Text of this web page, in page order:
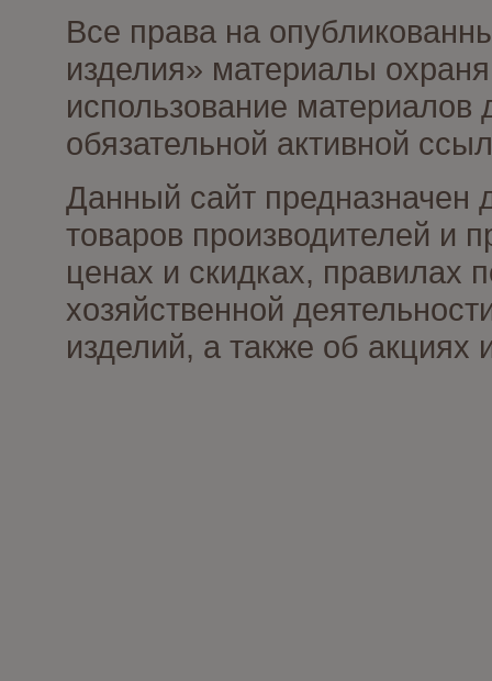
Все права на
изделия» материалы
использование материалов
обязательной активной
Данный сайт предназначен
товаров производителей и
ценах и скидках, правилах
хозяйственной
изделий, а также об